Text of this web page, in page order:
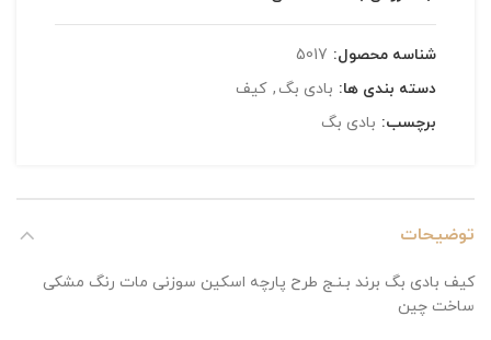
شناسه محصول: 5017
دسته بندی ها: بادی بگ , کیف
برچسب: بادی بگ
توضیحات
کیف بادی بگ برند بـنـج طرح پارچه اسکین سوزنی مات رنگ مشکی
ساخت چین